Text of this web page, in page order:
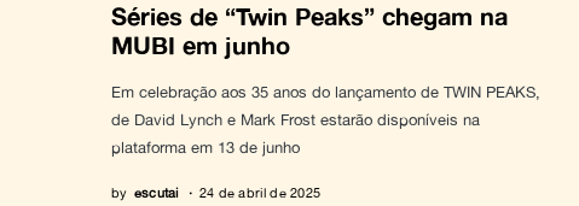
Séries de “Twin Peaks” chegam na
MUBI em junho
Em celebração aos 35 anos do lançamento de TWIN PEAKS,
de David Lynch e Mark Frost estarão disponíveis na
plataforma em 13 de junho
by escutai 24 de abril de 2025